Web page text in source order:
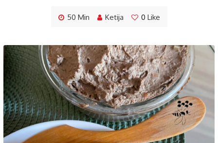
50 Min Ketija 0 Like